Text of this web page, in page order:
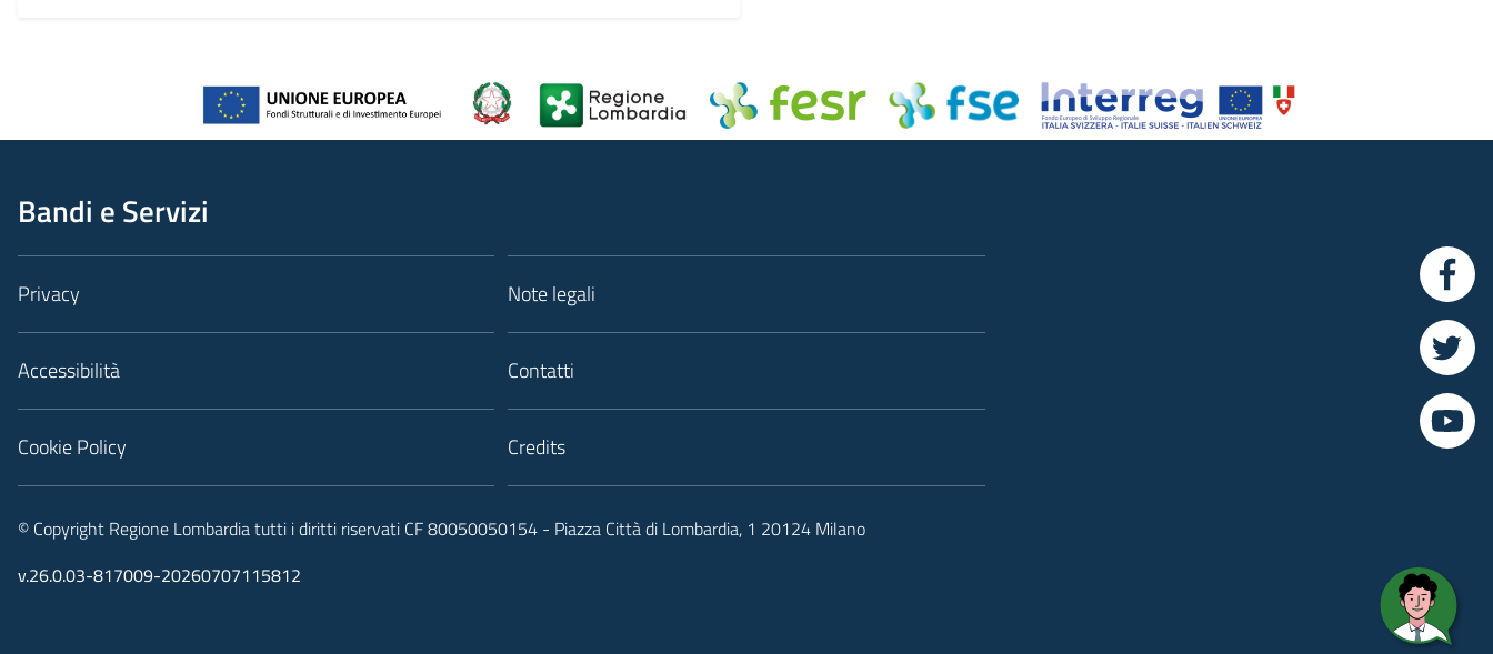
Bandi e Servizi
Privacy
Accessibilità
Cookie Policy
Note legali
Contatti
Credits
© Copyright Regione Lombardia tutti i diritti riservati CF 80050050154 - Piazza Città di Lombardia, 1 20124 Milano
v.26.0.03-817009-20260707115812